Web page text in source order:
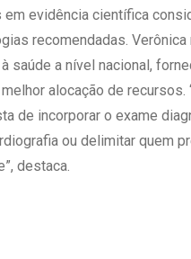
evidência científica
recomendadas. Verônica
saúde a nível nacional,
alocação de recursos.
de incorporar o exame
ou delimitar quem
destaca.